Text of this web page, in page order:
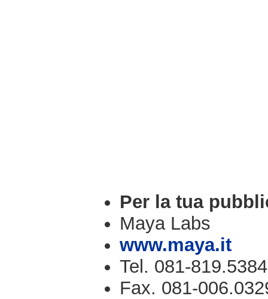
Per la tua
Maya Labs
www.maya.it
Tel. 081-819.5384
Fax. 081-